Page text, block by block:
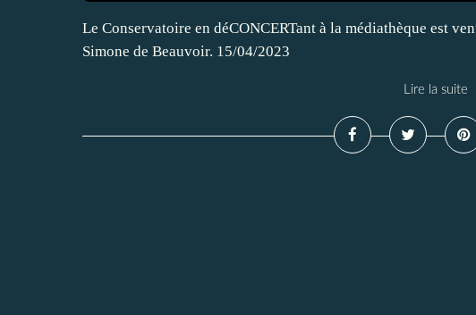
Le Conservatoire en déCONCERTant à la médiathèque est
Simone de Beauvoir. 15/04/2023
Lire la suite